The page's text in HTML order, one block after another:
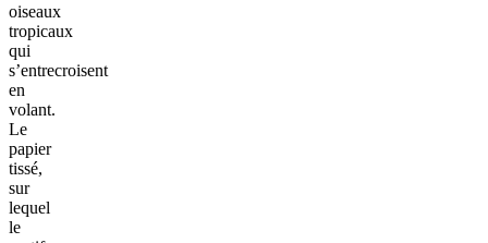
oiseaux
tropicaux
qui
s’entrecroisent
en
volant.
Le
papier
tissé,
sur
lequel
le